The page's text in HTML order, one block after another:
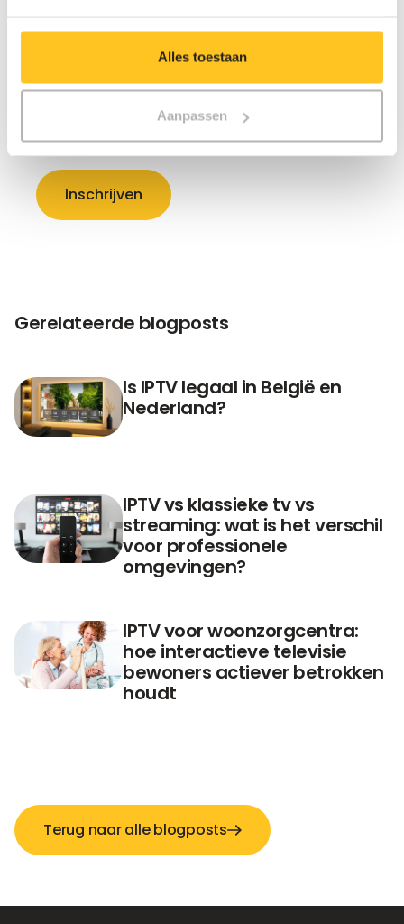
Alles toestaan
Aanpassen
Gerelateerde blogposts
Is IPTV legaal in België en
Nederland?
IPTV vs klassieke tv vs
streaming: wat is het verschil
voor professionele
omgevingen?
IPTV voor woonzorgcentra:
hoe interactieve televisie
bewoners actiever betrokken
houdt
Terug naar alle blogposts